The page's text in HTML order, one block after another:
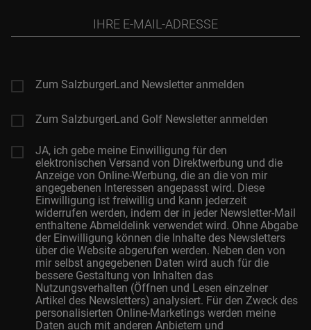
Mail-
Zum SalzburgerLand Newsletter anmelden
Zum SalzburgerLand Golf Newsletter anmelden
JA, ich gebe meine Einwilligung für den
elektronischen Versand von Direktwerbung und die
Anzeige von Online-Werbung, die an die von mir
angegebenen Interessen angepasst wird. Diese
Einwilligung ist freiwillig und kann jederzeit
widerrufen werden, indem der in jeder Newsletter-Mail
enthaltene Abmeldelink verwendet wird. Ohne Abgabe
der Einwilligung können die Inhalte des Newsletters
über die Website abgerufen werden. Neben den von
mir selbst angegebenen Daten wird auch für die
bessere Gestaltung von Inhalten das
Nutzungsverhalten (Öffnen und Lesen einzelner
Artikel des Newsletters) analysiert. Für den Zweck des
personalisierten Online-Marketings werden meine
Daten auch mit anderen Anbietern und